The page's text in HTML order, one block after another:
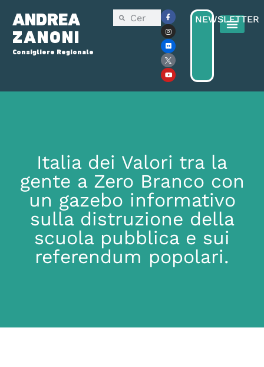
ANDREA
ZANONI
Consigliere Regionale
NEWSLETTER
Italia dei Valori tra la
gente a Zero Branco con
un gazebo informativo
sulla distruzione della
scuola pubblica e sui
referendum popolari.